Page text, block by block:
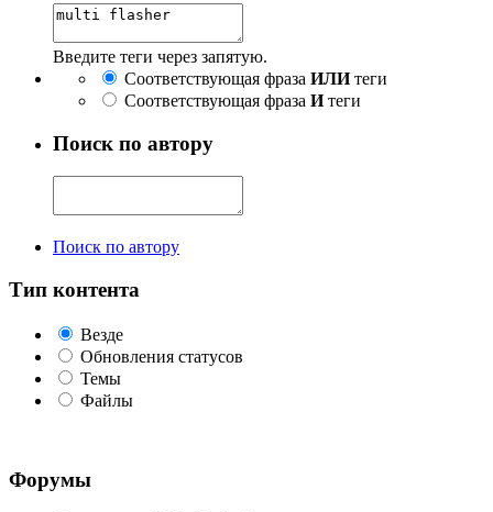
Введите теги через запятую.
Соответствующая фраза ИЛИтеги
Соответствующая фраза Итеги
Поиск по автору
Поиск по автору
Тип контента
Везде
Обновления статусов
Темы
Файлы
Форумы